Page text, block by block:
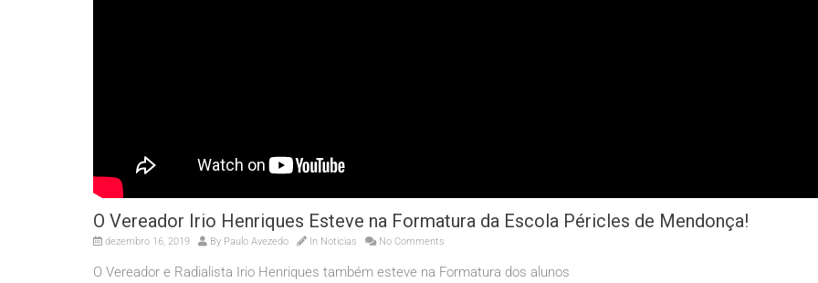
O Vereador Irio Henriques Esteve na Formatura da Escola Péricles de Mendonça!
dezembro 16, 2019 By Paulo Avezedo In Noticias No Comments
O Vereador e Radialista Irio Henriques também esteve na Formatura dos alunos